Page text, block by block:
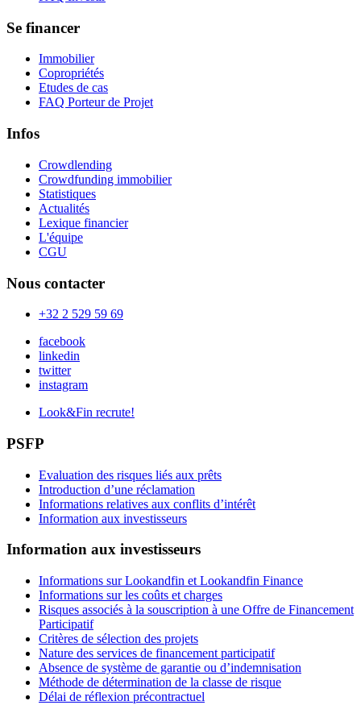
Se financer
Immobilier
Copropriétés
Etudes de cas
FAQ Porteur de Projet
Infos
Crowdlending
Crowdfunding immobilier
Statistiques
Actualités
Lexique financier
L'équipe
CGU
Nous contacter
+32 2 529 59 69
facebook
linkedin
twitter
instagram
Look&Fin recrute!
PSFP
Evaluation des risques liés aux prêts
Introduction d’une réclamation
Informations relatives aux conflits d’intérêt
Information aux investisseurs
Information aux investisseurs
Informations sur Lookandfin et Lookandfin Finance
Informations sur les coûts et charges
Risques associés à la souscription à une Offre de Financement
Participatif
Critères de sélection des projets
Nature des services de financement participatif
Absence de système de garantie ou d’indemnisation
Méthode de détermination de la classe de risque
Délai de réflexion précontractuel